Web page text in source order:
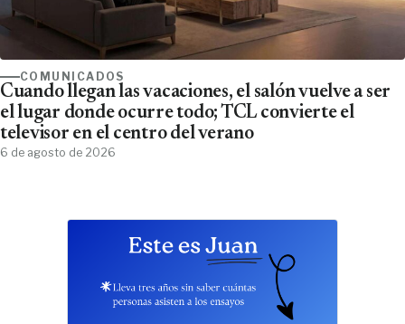
COMUNICADOS
Cuando llegan las vacaciones, el salón vuelve a ser
el lugar donde ocurre todo; TCL convierte el
televisor en el centro del verano
6 de agosto de 2026